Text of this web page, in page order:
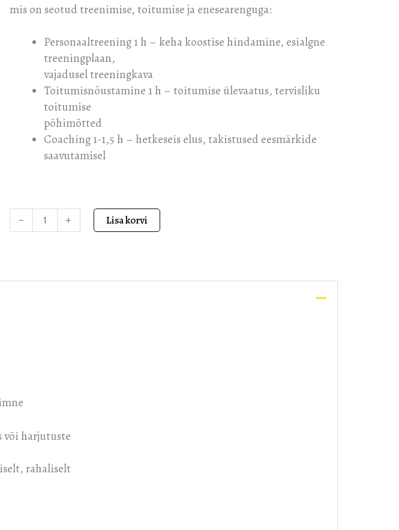
mis on seotud treenimise, toitumise ja enesearenguga:
Personaaltreening 1 h – keha koostise hindamine, esialgne
treeningplaan,
vajadusel treeningkava
Toitumisnõustamine 1 h – toitumise ülevaatus, tervisliku
toitumise
põhimõtted
Coaching 1-1,5 h – hetkeseis elus, takistused eesmärkide
saavutamisel
- + Lisa korvi
või harjutuste
rahaliselt